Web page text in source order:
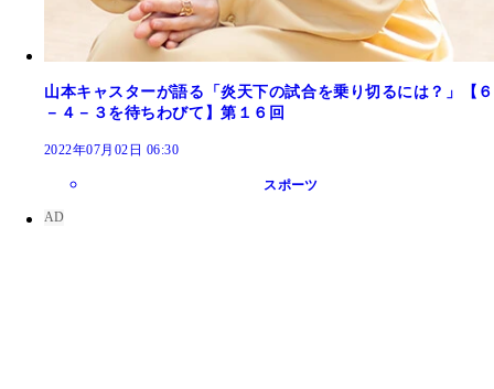
山本キャスターが語る「炎天下の試合を乗り切るには？」【６
－４－３を待ちわびて】第１６回
2022年07月02日 06:30
スポーツ